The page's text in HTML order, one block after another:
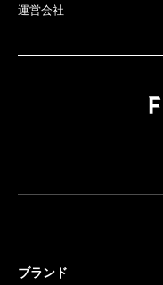
運営会社
ブランド